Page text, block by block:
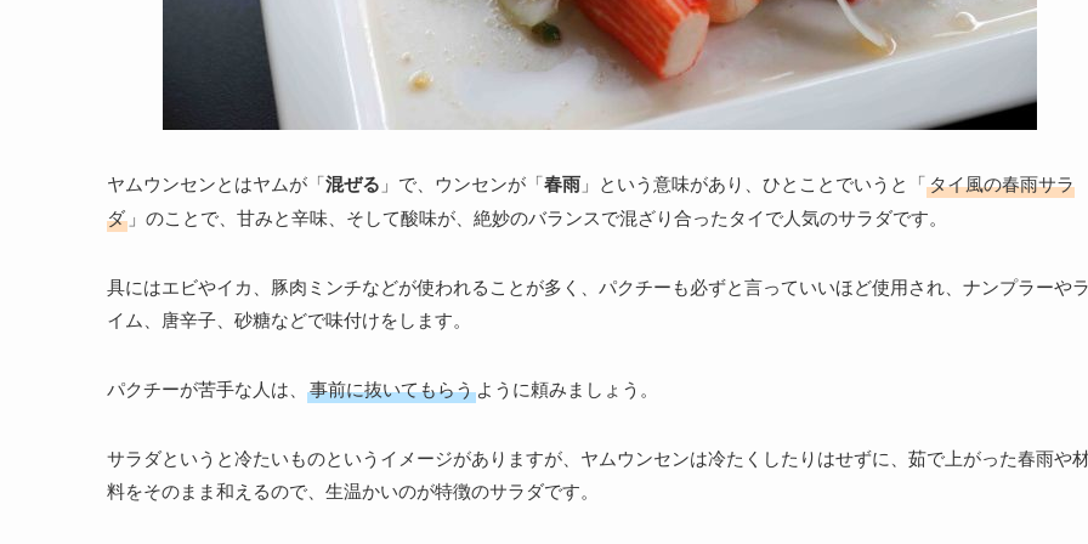
ヤムウンセンとはヤムが「混ぜる 」で、ウンセンが「春雨 」という意味があり、ひとことでいうと「タイ風の春雨サラ
ダ 」のことで、甘みと辛味、そして酸味が、絶妙のバランスで混ざり合ったタイで人気のサラダです。
具にはエビやイカ、豚肉ミンチなどが使われることが多く、パクチーも必ずと言っていいほど使用され、ナンプラーや
イム、唐辛子、砂糖などで味付けをします。
パクチーが苦手な人は、 事前に抜いてもらうように頼みましょう。
サラダというと冷たいものというイメージがありますが、ヤムウンセンは冷たくしたりはせずに、茹で上がった春雨や
料をそのまま和えるので、生温かいのが特徴のサラダです。